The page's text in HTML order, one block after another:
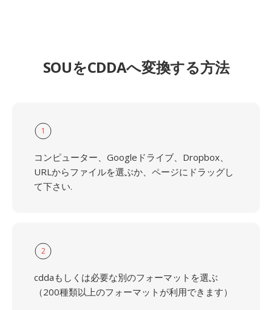
SOUをCDDAへ変換する方法
1
コンピューター、Googleドライブ、Dropbox、
URLからファイルを選ぶか、ページにドラッグし
て下さい.
2
cddaもしくは必要な別のフォーマットを選ぶ
（200種類以上のフォーマットが利用できます）